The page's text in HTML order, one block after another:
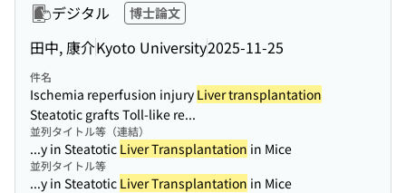
デジタル 博士論文
田中, 康介Kyoto University2025-11-25
件名
Ischemia reperfusion injury Liver transplantation
Steatotic grafts Toll-like re...
並列タイトル等（連結）
...y in Steatotic Liver Transplantation in Mice
並列タイトル等
...y in Steatotic Liver Transplantation in Mice